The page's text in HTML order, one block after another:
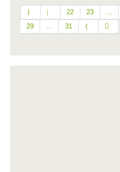
22 23
29
31